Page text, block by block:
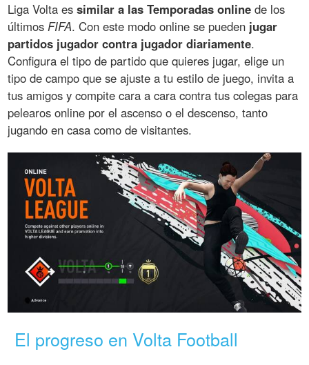
Liga Volta essimilar a las Temporadas online de los
últimosFIFA. Con este modo online se pueden jugar
partidos jugador contra jugador diariamente.
Configura el tipo de partido que quieres jugar, elige un
tipo de campo que se ajuste a tu estilo de juego, invita a
tus amigos y compite cara a cara contra tus colegas para
pelearos online por el ascenso o el descenso, tanto
jugando en casa como de visitantes.
El progreso en Volta Football